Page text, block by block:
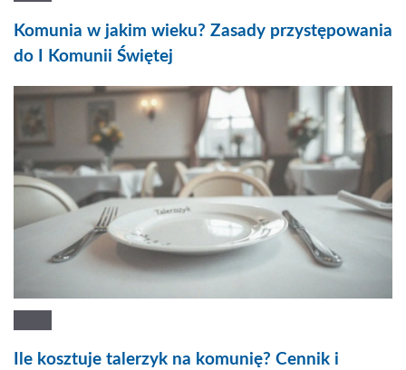
Komunia w jakim wieku? Zasady przystępowania
do I Komunii Świętej
Ile kosztuje talerzyk na komunię? Cennik i